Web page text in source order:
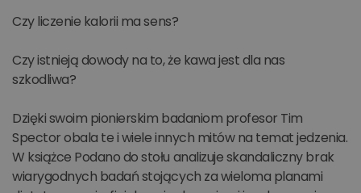
Czy liczenie kalorii ma sens?
Czy istnieją dowody na to, że kawa jest dla nas
szkodliwa?
Dzięki swoim pionierskim badaniom profesor Tim
Spector obala te i wiele innych mitów na temat jedzenia.
W książce Podano do stołu analizuje skandaliczny brak
wiarygodnych badań stojących za wieloma planami